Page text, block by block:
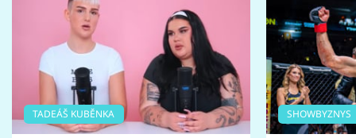
TADEÁŠ KUBĚNKA SHOWBYZNYS